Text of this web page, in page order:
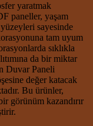
yaratmak
paneller, yaşam
sayesinde
tam uyum
sıklıkla
da bir miktar
Duvar Paneli
değer katacak
Bu ürünler,
görünüm kazandırır